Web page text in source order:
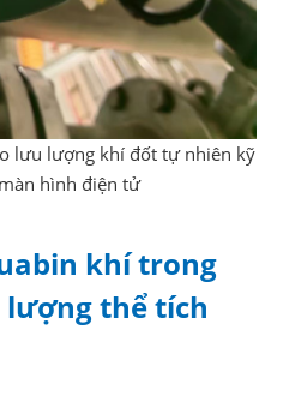
lưu lượng khí đốt tự nhiên kỹ
hình điện tử
khí trong
thể tích